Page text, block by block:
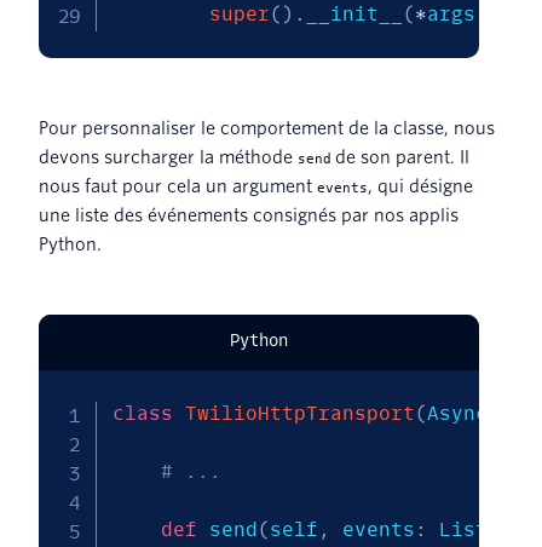
super( ) . __init__ (*args
Pour personnaliser le comportement de la classe, nous
devons surcharger la méthode send de son parent. Il
nous faut pour cela un argument events, qui désigne
une liste des événements consignés par nos applis
Python.
Python
class TwilioHttpTransport(
# ...
def send(self , events : List